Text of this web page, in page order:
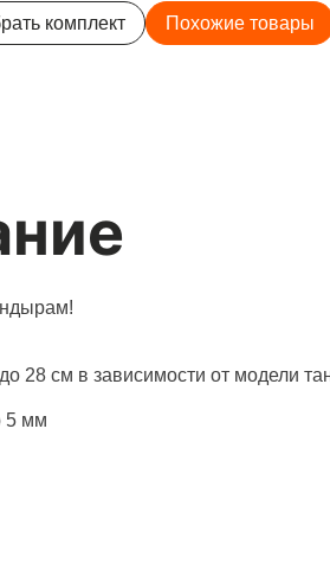
комплект Похожие товары
28 см в зависимости от модели
5 мм